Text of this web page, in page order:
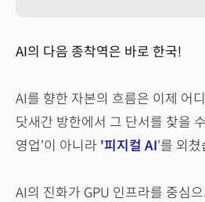
AI의 다음 종착역은 바로 한국!
AI를 향한 자본의 흐름은 이제 어
닷새간 방한에서 그 단서를 찾을
영업'이 아니라 '피지컬 AI'를 외쳤
AI의 진화가 GPU 인프라를 중심